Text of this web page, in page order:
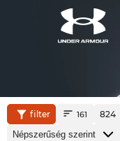
filter 161 824